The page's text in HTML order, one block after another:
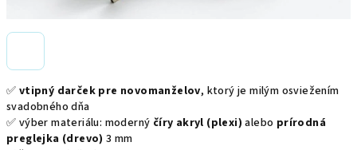
✅ vtipný darček pre novomanželov, ktorý je milým osviežením
svadobného dňa
✅ výber materiálu: moderný číry akryl (plexi) alebo prírodná
preglejka (drevo) 3 mm